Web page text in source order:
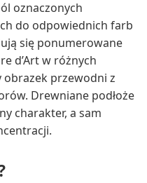
oznaczonych
do odpowiednich farb
się ponumerowane
d’Art w różnych
przewodni z
Drewniane podłoże
charakter, a sam